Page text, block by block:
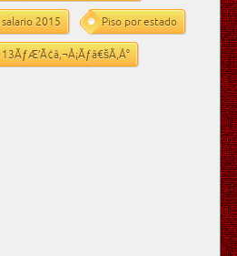
salario 2015 Piso por estado
13ÃƒÆ’Ã¢â‚¬Å¡Ãƒâ€šÃ‚Â°